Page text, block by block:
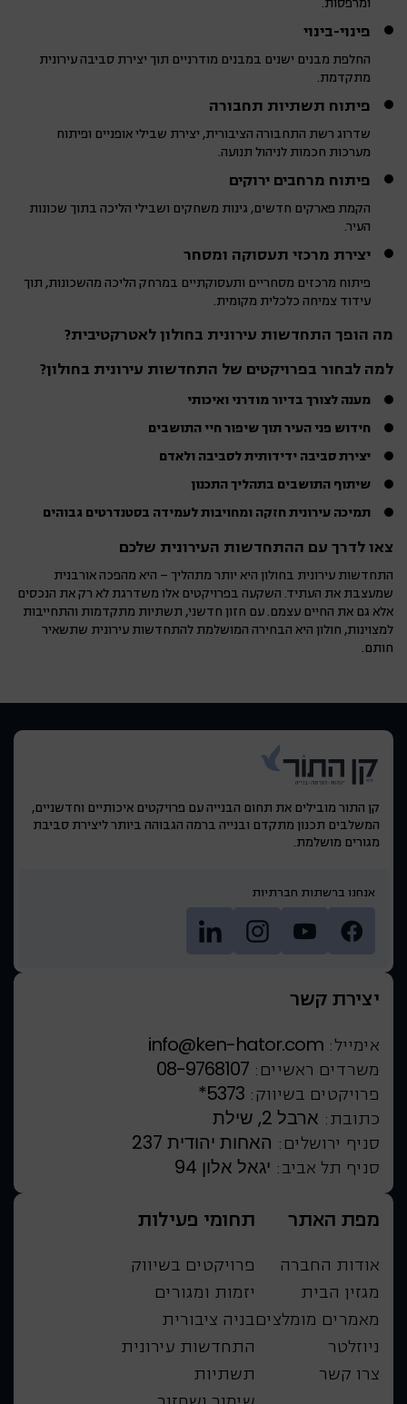
ומרפסות.
פינוי-בינוי
החלפת מבנים ישנים במבנים מודרניים תוך יצירת סביבה עירונית
מתקדמת.
פיתוח תשתיות תחבורה
שדרוג רשת התחבורה הציבורית, יצירת שבילי אופניים ופיתוח
מערכות חכמות לניהול תנועה.
פיתוח מרחבים ירוקים
הקמת פארקים חדשים, גינות משחקים ושבילי הליכה בתוך שכונות
העיר.
יצירת מרכזי תעסוקה ומסחר
פיתוח מרכזים מסחריים ותעסוקתיים במרחק הליכה מהשכונות, תוך
עידוד צמיחה כלכלית מקומית.
מה הופך התחדשות עירונית בחולון לאטרקטיבית?
למה לבחור בפרויקטים של התחדשות עירונית בחולון?
מענה לצורך בדיור מודרני ואיכותי
חידוש פני העיר תוך שיפור חיי התושבים
יצירת סביבה ידידותית לסביבה ולאדם
שיתוף התושבים בתהליך התכנון
תמיכה עירונית חזקה ומחויבות לעמידה בסטנדרטים גבוהים
צאו לדרך עם ההתחדשות העירונית שלכם
התחדשות עירונית בחולון היא יותר מתהליך – היא מהפכה אורבנית
שמעצבת את העתיד. השקעה בפרויקטים אלו משדרגת לא רק את הנכסים
אלא גם את החיים עצמם. עם חזון חדשני, תשתיות מתקדמות והתחייבות
למצוינות, חולון היא הבחירה המושלמת להתחדשות עירונית שתשאיר
חותם.
קן התור מובילים את תחום הבנייה עם פרויקטים איכותיים וחדשניים,
המשלבים תכנון מתקדם ובנייה ברמה הגבוהה ביותר ליצירת סביבת
מגורים מושלמת.
אנחנו ברשתות חברתיות
יצירת קשר
אימייל: info@ken-hator.com
משרדים ראשיים: 08-9768107
פרויקטים בשיווק: *5373
כתובת: ארבל 2, שילת
סניף ירושלים: האחות יהודית 237
סניף תל אביב: יגאל אלון 94
מפת האתר
אודות החברה
מגזין הבית
מאמרים מומלצים
ניוזלטר
צרו קשר
תחומי פעילות
פרויקטים בשיווק
יזמות ומגורים
בניה ציבורית
התחדשות עירונית
תשתיות